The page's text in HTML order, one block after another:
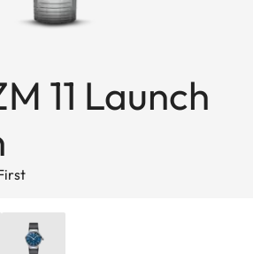
11 Launch